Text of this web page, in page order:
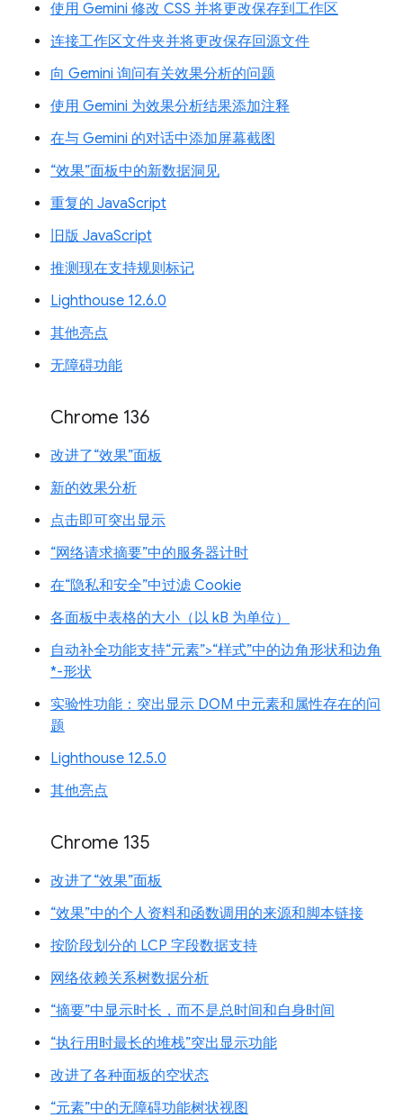
使用 Gemini 修改 CSS 并将更改保存到工作区
连接工作区文件夹并将更改保存回源文件
向 Gemini 询问有关效果分析的问题
使用 Gemini 为效果分析结果添加注释
在与 Gemini 的对话中添加屏幕截图
“效果”面板中的新数据洞见
重复的 JavaScript
旧版 JavaScript
推测现在支持规则标记
Lighthouse 12.6.0
其他亮点
无障碍功能
Chrome 136
改进了“效果”面板
新的效果分析
点击即可突出显示
“网络请求摘要”中的服务器计时
在“隐私和安全”中过滤 Cookie
各面板中表格的大小（以 kB 为单位）
自动补全功能支持“元素”>“样式”中的边角形状和边角
*-形状
实验性功能：突出显示 DOM 中元素和属性存在的问
题
Lighthouse 12.5.0
其他亮点
Chrome 135
改进了“效果”面板
“效果”中的个人资料和函数调用的来源和脚本链接
按阶段划分的 LCP 字段数据支持
网络依赖关系树数据分析
“摘要”中显示时长，而不是总时间和自身时间
“执行用时最长的堆栈”突出显示功能
改进了各种面板的空状态
“元素”中的无障碍功能树状视图